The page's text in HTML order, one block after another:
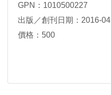
GPN：1010500227
出版／創刊日期：2016-04
價格：500